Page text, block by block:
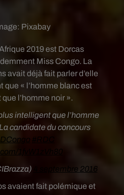
Pixabay
2019 est Dorcas
Miss Congo. La
avait déjà fait parler d’elle
que « l’homme blanc est
l’homme noir ».
intelligent que l’homme
candidate du concours
#RDC
1fvW1zVh80
4 septembre 2016
avaient fait polémique et